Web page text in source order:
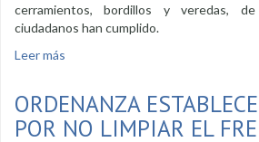
cerramientos, bordillos y veredas,
ciudadanos han cumplido.
Leer más
ORDENANZA
POR NO LIMPIAR EL